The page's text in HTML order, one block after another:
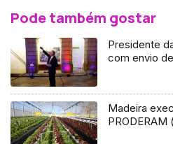
Pode também gostar
Presidente
com envio
Madeira
PRODERAM